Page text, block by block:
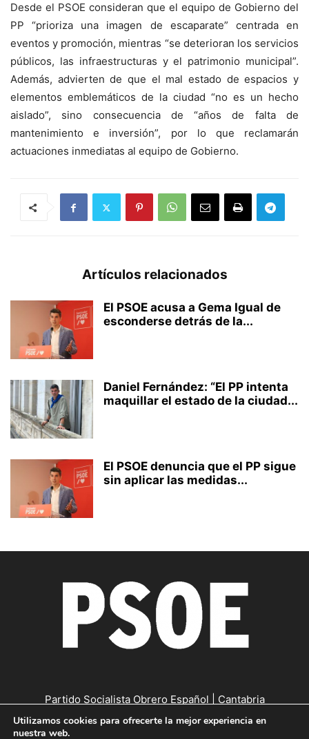
Desde el PSOE consideran que el equipo de Gobierno del
PP “prioriza una imagen de escaparate” centrada en
eventos y promoción, mientras “se deterioran los servicios
públicos, las infraestructuras y el patrimonio municipal”.
Además, advierten de que el mal estado de espacios y
elementos emblemáticos de la ciudad “no es un hecho
aislado”, sino consecuencia de “años de falta de
mantenimiento e inversión”, por lo que reclamarán
actuaciones inmediatas al equipo de Gobierno.
Artículos relacionados
El PSOE acusa a Gema Igual de
esconderse detrás de la...
Daniel Fernández: “El PP intenta
maquillar el estado de la ciudad...
El PSOE denuncia que el PP sigue
sin aplicar las medidas...
Partido Socialista Obrero Español | Cantabria
Contáctanos:cantabria@psc-psoe.es
Utilizamos cookies para ofrecerte la mejor experiencia en
nuestra web.